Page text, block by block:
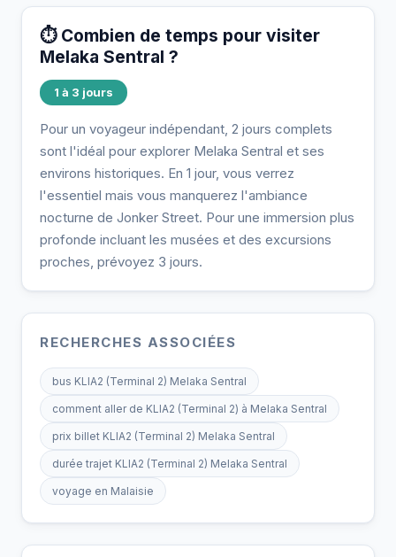
⏱️ Combien de temps pour visiter
Melaka Sentral ?
1 à 3 jours
Pour un voyageur indépendant, 2 jours complets
sont l'idéal pour explorer Melaka Sentral et ses
environs historiques. En 1 jour, vous verrez
l'essentiel mais vous manquerez l'ambiance
nocturne de Jonker Street. Pour une immersion plus
profonde incluant les musées et des excursions
proches, prévoyez 3 jours.
RECHERCHES ASSOCIÉES
bus KLIA2 (Terminal 2) Melaka Sentral
comment aller de KLIA2 (Terminal 2) à Melaka Sentral
prix billet KLIA2 (Terminal 2) Melaka Sentral
durée trajet KLIA2 (Terminal 2) Melaka Sentral
voyage en Malaisie